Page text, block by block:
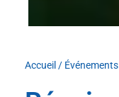
Accueil / Événements